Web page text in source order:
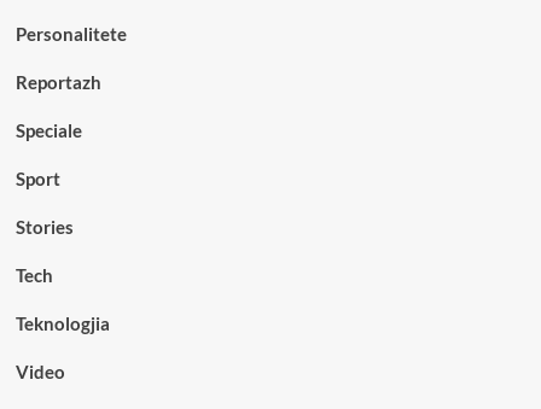
Personalitete
Reportazh
Speciale
Sport
Stories
Tech
Teknologjia
Video